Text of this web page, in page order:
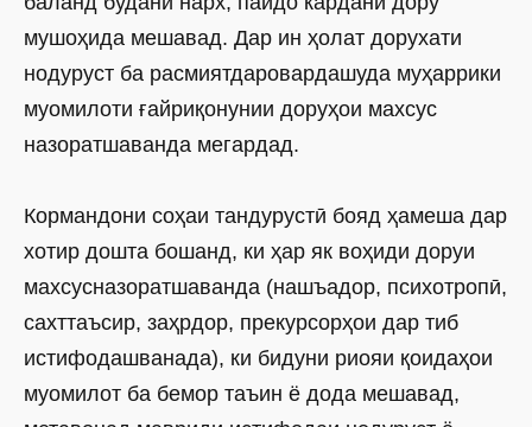
мушоҳида мешавад. Дар ин ҳолат дорухати
нодуруст ба расмиятдаровардашуда муҳаррики
муомилоти ғайриқонунии доруҳои махсус
назоратшаванда мегардад.
Кормандони соҳаи тандурустӣ бояд ҳамеша дар
хотир дошта бошанд, ки ҳар як воҳиди доруи
махсусназоратшаванда ­(наш­ъадор, психотропӣ,
сахттаъсир, заҳрдор, прекурсорҳои дар тиб
истифодашванада), ки бидуни риояи қоидаҳои
муомилот ба бемор таъин ё дода мешавад,